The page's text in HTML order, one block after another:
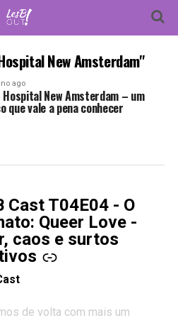
New Amsterdam"
ago
Hospital New Amsterdam – um
que vale a pena conhecer
Cast T04E04 - O
Queer Love -
caos e surtos
de volta com mais um